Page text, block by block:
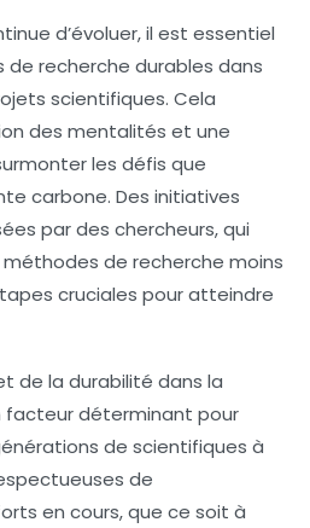
d’évoluer, il est essentiel
de recherche durables dans
scientifiques. Cela
des mentalités et une
les défis que
carbone. Des initiatives
par des chercheurs, qui
de recherche moins
cruciales pour atteindre
de la durabilité dans la
facteur déterminant pour
de scientifiques à
de
en cours, que ce soit à